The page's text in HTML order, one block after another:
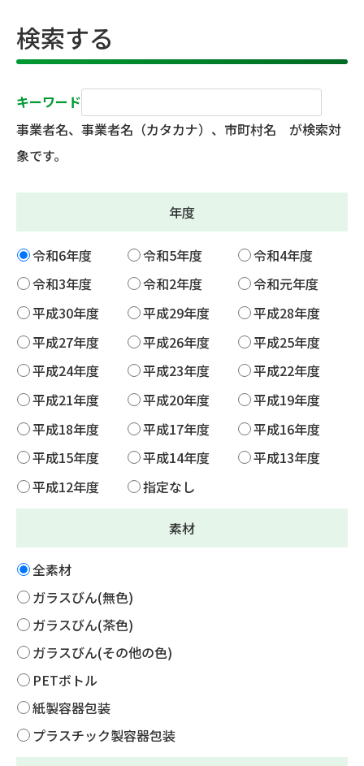
検索する
キーワード
事業者名、事業者名（カタカナ）、市町村名 が検索対
象です。
年度
令和6年度 令和5年度
令和4年度
令和3年度
令和2年度
令和元年度
平成30年度
平成29年度
平成28年度
平成27年度
平成26年度
平成25年度
平成24年度
平成23年度
平成22年度
平成21年度
平成20年度
平成19年度
平成18年度
平成17年度
平成16年度
平成15年度
平成14年度
平成13年度
平成12年度
指定なし
素材
全素材
ガラスびん(無色)
ガラスびん(茶色)
ガラスびん(その他の色)
PETボトル
紙製容器包装
プラスチック製容器包装